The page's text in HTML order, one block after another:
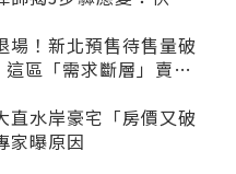
場！新北預售待售量破
區「需求斷層」賣壓
直水岸豪宅「房價又破
家曝原因